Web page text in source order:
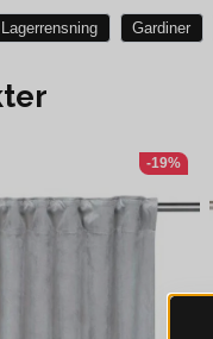
Lagerrensning Gardiner
-19%